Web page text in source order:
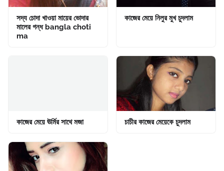
সদ্য চোদা খাওয়া মায়ের ভোদার
মালের গন্ধ bangla choti
ma
কাজের মেয়ে নিলুর মুখ চুদলাম
কাজের মেয়ে ঊর্মির সাথে মজা চাচীর কাজের মেয়েকে চুদলাম